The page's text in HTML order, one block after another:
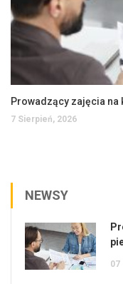
Prowadzący zajęcia na
7 Sierpień, 2026
NEWSY
07